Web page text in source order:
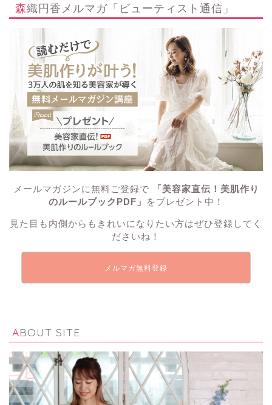
森織円香メルマガ「ビューティスト通信」
メールマガジンに無料ご登録で
「美容家直伝！美肌作り
のルールブックPDF」
をプレゼント中！
見た目も内側からもきれいになりたい方はぜひ登録してく
ださいね！
メルマガ無料登録
ABOUT SITE